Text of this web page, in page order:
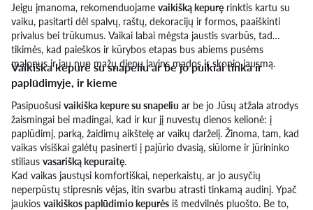
Jeigu įmanoma, rekomenduojame vaikišką kepurę rinktis kartu su
vaiku, pasitarti dėl spalvų, raštų, dekoracijų ir formos, paaiškinti
privalus bei trūkumus. Vaikai labai mėgsta jaustis svarbūs, tad
tikimės, kad paieškos ir kūrybos etapas bus abiems pusėms
malonus ir jau nuo mažų dienų lavins mados ir skonio jausmą.
Vaikiška kepurė su snapeliu ar be jo puikiai tinka ir
paplūdimyje, ir kieme
Pasipuošusi vaikiška kepure su snapeliu ar be jo Jūsų atžala atrodys
žaismingai bei madingai, kad ir kur jį nuvestų dienos kelionė: į
paplūdimį, parką, žaidimų aikštelę ar vaikų darželį. Žinoma, tam, kad
vaikas visiškai galėtų pasinerti į pajūrio dvasią, siūlome ir jūrininko
stiliaus vasarišką kepuraitę.
Kad vaikas jaustųsi komfortiškai, neperkaistų, ar jo ausyčių
neperpūstų stipresnis vėjas, itin svarbu atrasti tinkamą audinį. Ypač
jaukios vaikiškos paplūdimio kepurės iš medvilnės pluošto. Be to,